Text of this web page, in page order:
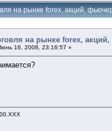
на рынке foreх, акций,
на рынке foreх,
16, 2008, 23:16:57 »